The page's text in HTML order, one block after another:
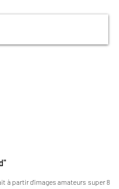
à partir d'images amateurs super 8